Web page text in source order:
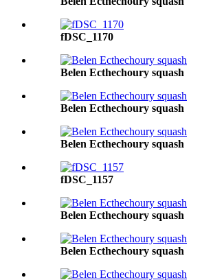
fDSC_1170
Belen Ecthechoury squash
Belen Ecthechoury squash
Belen Ecthechoury squash
fDSC_1157
Belen Ecthechoury squash
Belen Ecthechoury squash